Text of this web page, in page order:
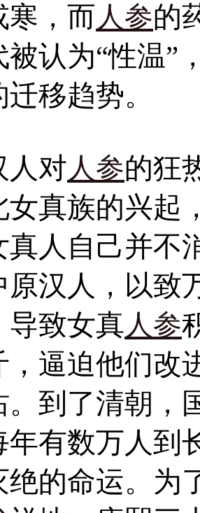
寒，而人参的
被认为“性温”
移趋势。
人对人参的狂
女真族的兴起
真人自己并不
原汉人，以致
导致女真人参
，逼迫他们改
。到了清朝，
年有数万人到
绝的命运。为